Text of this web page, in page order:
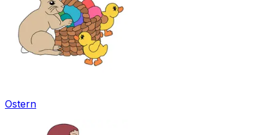
Ostern